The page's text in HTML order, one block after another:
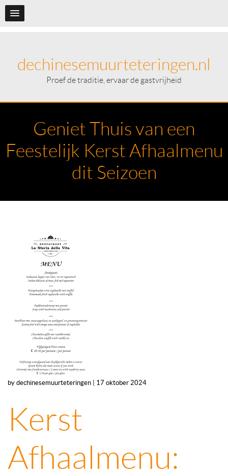
dechinesemuurteteringen.nl
Proef de traditie, ervaar de gastvrijheid
Geniet Thuis van een
Feestelijk Kerst Afhaalmenu
dit Seizoen
by dechinesemuurteteringen | 17 oktober 2024
Kerst
Afhaalmenu: